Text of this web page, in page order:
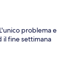
problema e
il fine settimana